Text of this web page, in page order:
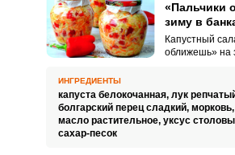
«Пальчики
зиму в
Капустный
оближешь» на
точно стоит
Такое
можно
ИНГРЕДИЕНТЫ
капуста белокочанная, лук
болгарский перец сладкий, морковь,
масло растительное, уксус
сахар-песок